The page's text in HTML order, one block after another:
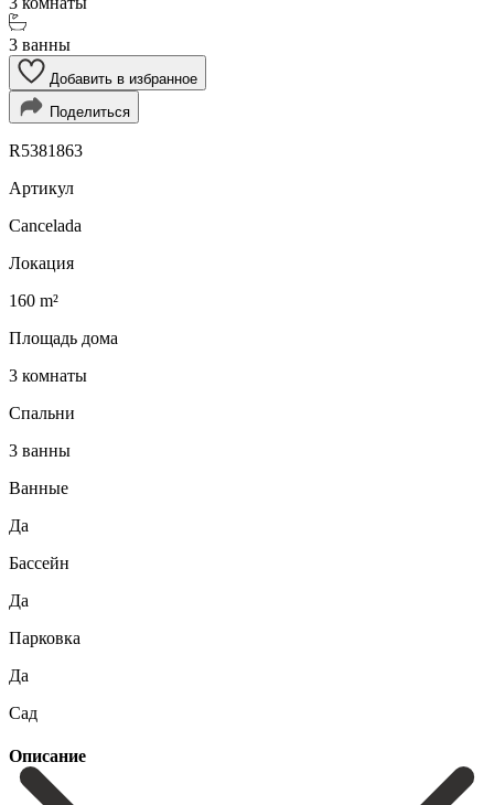
3 ванны
Добавить в избранное
Поделиться
R5381863
Артикул
Cancelada
Локация
160 m²
Площадь дома
3 комнаты
Спальни
3 ванны
Ванные
Да
Бассейн
Да
Парковка
Да
Сад
Описание